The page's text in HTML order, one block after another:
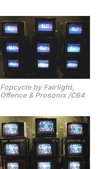
Fopcycle by Fairlight,
Offence & Prosonix /C64